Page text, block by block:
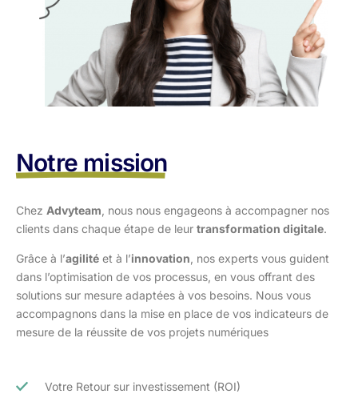
Notre mission
Chez Advyteam , nous nous engageons à accompagner nos
clients dans chaque étape de leur transformation digitale.
Grâce à l’agilité et à l’innovation , nos experts vous guident
dans l’optimisation de vos processus, en vous offrant des
solutions sur mesure adaptées à vos besoins. Nous vous
accompagnons dans la mise en place de vos indicateurs de
mesure de la réussite de vos projets numériques
Votre Retour sur investissement (ROI)